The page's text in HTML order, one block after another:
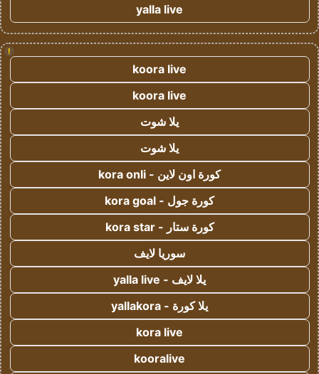
yalla live
!
koora live
koora live
يلا شوت
يلا شوت
كورة اون لاين - kora onli
كورة جول - kora goal
كورة ستار - kora star
سوريا لايف
يلا لايف - yalla live
يلا كورة - yallakora
kora live
kooralive